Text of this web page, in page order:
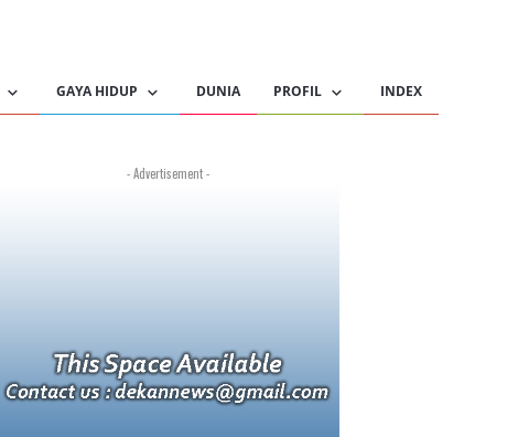
GAYA HIDUP DUNIA PROFIL INDEX
- Advertisement -